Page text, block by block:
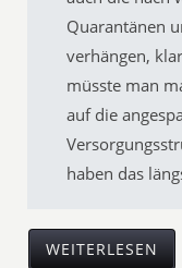
Quarantänen
verhängen,
müsste man
auf die
haben das
WEITERLESEN